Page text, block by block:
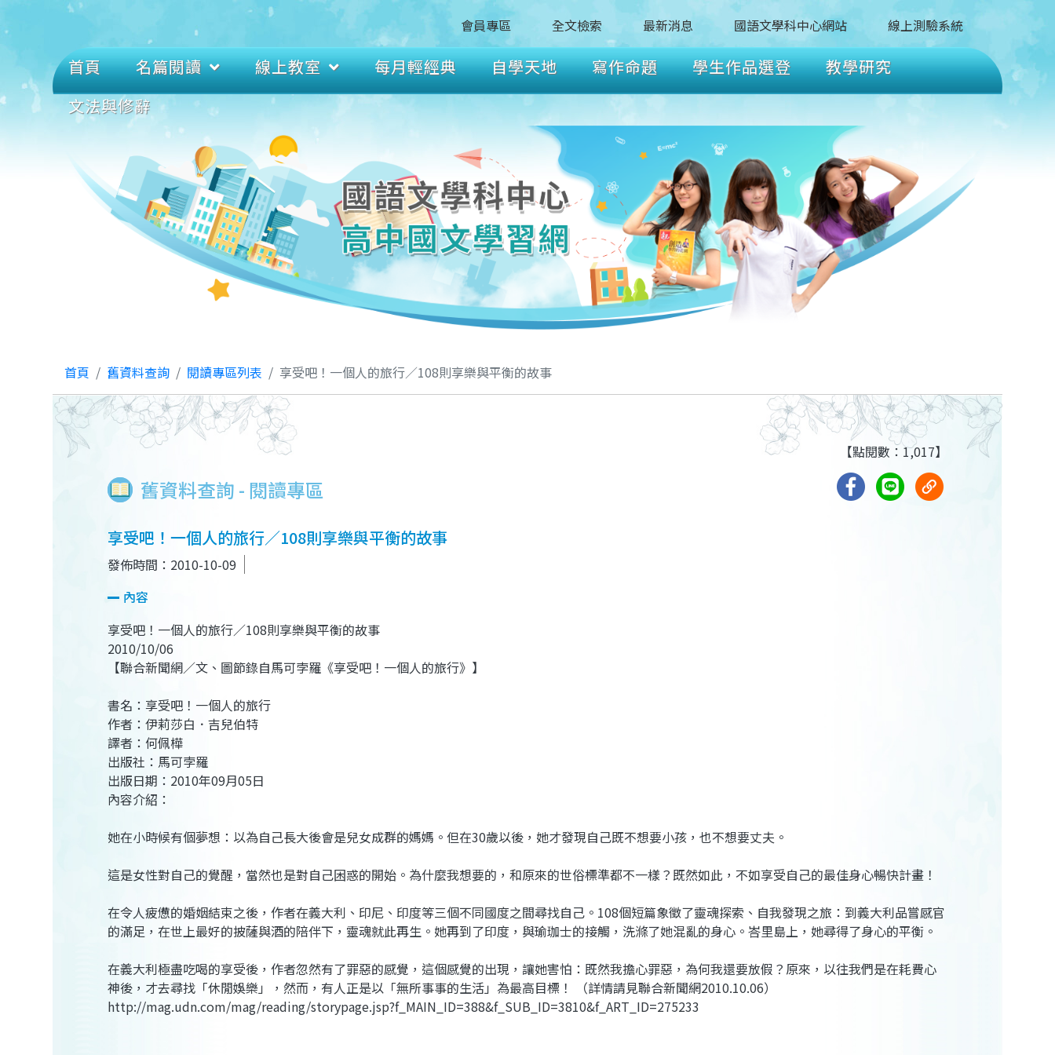
會員專區 全文檢索 最新消息 國語文學科中心網站 線上測驗系統
首頁 名篇閱讀 線上教室 每月輕經典 自學天地 寫作命題 學生作品選登
教學研究
文法與修辭
首頁 舊資料查詢 閱讀專區列表 享受吧！一個人的旅行／108則享樂與平衡的故事
舊資料查詢 - 閱讀專區
【點閱數：1,017】
享受吧！一個人的旅行／108則享樂與平衡的故事
發佈時間：2010-10-09
內容
享受吧！一個人的旅行／108則享樂與平衡的故事
2010/10/06
【聯合新聞網／文、圖節錄自馬可孛羅《享受吧！一個人的旅行》】
書名：享受吧！一個人的旅行
作者：伊莉莎白．吉兒伯特
譯者：何佩樺
出版社：馬可孛羅
出版日期：2010年09月05日
內容介紹：
她在小時候有個夢想：以為自己長大後會是兒女成群的媽媽。但在30歲以後，她才發現自己既不想要小孩，也不想要丈夫。
這是女性對自己的覺醒，當然也是對自己困惑的開始。為什麼我想要的，和原來的世俗標準都不一樣？既然如此，不如享受自己的最佳身心暢快計畫！
在令人疲憊的婚姻結束之後，作者在義大利、印尼、印度等三個不同國度之間尋找自己。108個短篇象徵了靈魂探索、自我發現之旅：到義大利品嘗感官
的滿足，在世上最好的披薩與酒的陪伴下，靈魂就此再生。她再到了印度，與瑜珈士的接觸，洗滌了她混亂的身心。峇里島上，她尋得了身心的平衡。
在義大利極盡吃喝的享受後，作者忽然有了罪惡的感覺，這個感覺的出現，讓她害怕：既然我擔心罪惡，為何我還要放假？原來，以往我們是在耗費心
神後，才去尋找「休閒娛樂」，然而，有人正是以「無所事事的生活」為最高目標！ （詳情請見聯合新聞網2010.10.06）
http://mag.udn.com/mag/reading/storypage.jsp?f_MAIN_ID=388&f_SUB_ID=3810&f_ART_ID=275233